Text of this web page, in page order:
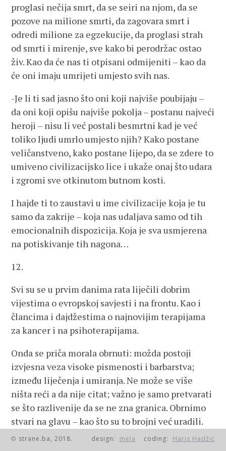
proglasi nečija smrt, da se seiri na njom, da se
pozove na milione smrti, da zagovara smrt i
odredi milione za egzekucije, da proglasi strah
od smrti i mirenje, sve kako bi perodržac ostao
živ. Kao da će nas ti otpisani odmijeniti – kao da
će oni imaju umrijeti umjesto svih nas.
-Je li ti sad jasno što oni koji najviše poubijaju –
da oni koji opišu najviše pokolja – postanu najveći
heroji – nisu li već postali besmrtni kad je već
toliko ljudi umrlo umjesto njih? Kako postane
veličanstveno, kako postane lijepo, da se zdere to
umiveno civilizacijsko lice i ukaže onaj što udara
i zgromi sve otkinutom butnom kosti.
I hajde ti to zaustavi u ime civilizacije koja je tu
samo da zakrije – koja nas udaljava samo od tih
emocionalnih dispozicija. Koja je sva usmjerena
na potiskivanje tih nagona…
12.
Svi su se u prvim danima rata liječili dobrim
vijestima o evropskoj savjesti i na frontu. Kao i
člancima i dajdžestima o najnovijim terapijama
za kancer i na psihoterapijama.
Onda se priča morala obrnuti: možda postoji
izvjesna veza visoke pismenosti i barbarstva;
između liječenja i umiranja. Ne može se više
ništa reći a da nije citat; važno je samo pretvarati
se što razlivenije da se ne zna granica. Obrnimo
stvari na glavu – kao što su to brojni već uradili.
Nećemo tada biti baš toliko neoriginalni hic et
© strane.ba, 2018. design: mela coding: Haris Hadžić